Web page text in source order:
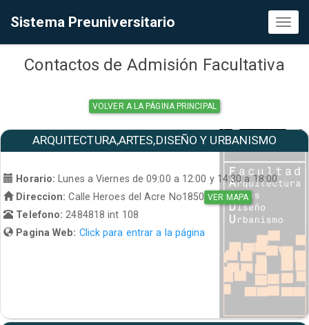
Sistema Preuniversitario
Contactos de Admisión Facultativa
VOLVER A LA PÁGINA PRINCIPAL
ARQUITECTURA,ARTES,DISEÑO Y URBANISMO
Horario:
Lunes a Viernes de 09:00 a 12:00 y 14:30 a 18:00
Direccion: Calle Heroes del Acre No1850 VER MAPA
Telefono: 2484818 int 108
Pagina Web: Click para entrar a la página